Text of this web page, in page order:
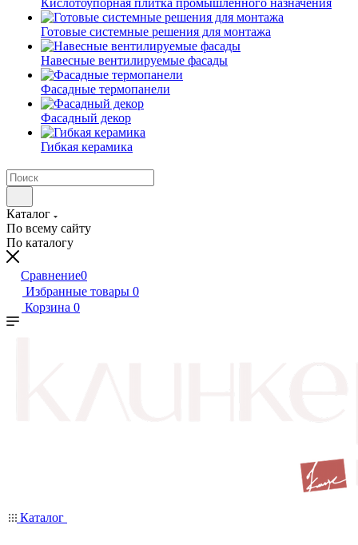
Кислотоупорная плитка промышленного назначения
Готовые системные решения для монтажа
Навесные вентилируемые фасады
Фасадные термопанели
Фасадный декор
Гибкая керамика
Каталог
По всему сайту
По каталогу
Сравнение0
Избранные товары 0
Корзина 0
Каталог